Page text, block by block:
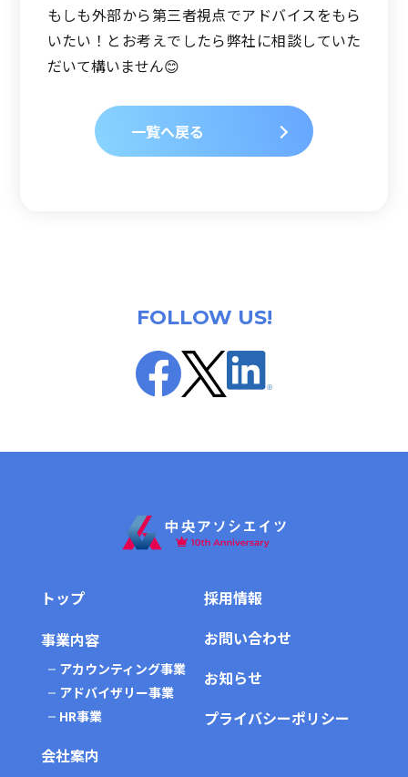
もしも外部から第三者視点でアドバイスをもら
いたい！とお考えでしたら弊社に相談していた
だいて構いません😊
一覧へ戻る
FOLLOW US!
トップ
事業内容
アカウンティング事業
アドバイザリー事業
HR事業
会社案内
採用情報
お問い合わせ
お知らせ
プライバシーポリシー